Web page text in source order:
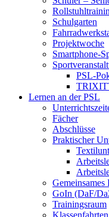
Schulgarten
Projektwoche
Smartphone-
PSL-
Lernen an der PSL
Fächer
Abschlüsse
Praktischer
Gemeinsames
GoIn (DaF/
Trainingsraum